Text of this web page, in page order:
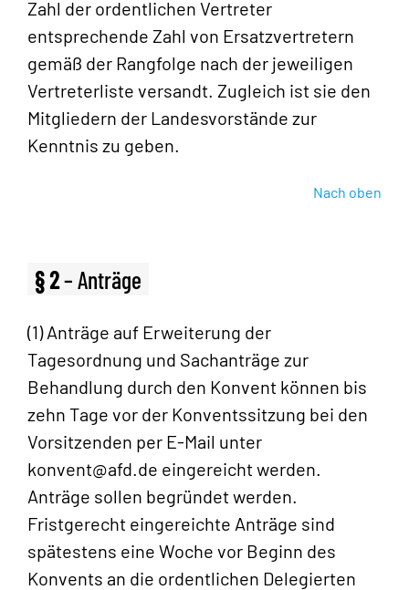
Zahl der ordentlichen Vertreter
entsprechende Zahl von Ersatzvertretern
gemäß der Rangfolge nach der jeweiligen
Vertreterliste versandt. Zugleich ist sie den
Mitgliedern der Landesvorstände zur
Kenntnis zu geben.
Nach oben
§ 2– Anträge
(1) Anträge auf Erweiterung der
Tagesordnung und Sachanträge zur
Behandlung durch den Konvent können bis
zehn Tage vor der Konventssitzung bei den
Vorsitzenden per E-Mail unter
konvent@afd.de eingereicht werden.
Anträge sollen begründet werden.
Fristgerecht eingereichte Anträge sind
spätestens eine Woche vor Beginn des
Konvents an die ordentlichen Delegierten